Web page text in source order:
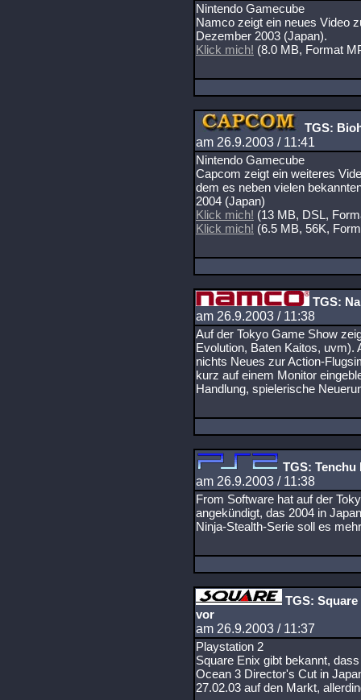
Nintendo Gamecube
Namco zeigt ein neues Video
Dezember 2003 (Japan).
Klick mich! (8.0 MB, Format
TGS:
am 26.9.2003 / 11:41
Nintendo Gamecube
Capcom zeigt ein weiteres
dem es neben vielen
2004 (Japan)
Klick mich! (13 MB, DSL,
Klick mich! (6.5 MB, 56K,
TGS:
am 26.9.2003 / 11:38
Auf der Tokyo Game Show
Evolution, Baten Kaitos, uvm).
nichts Neues zur Action-
kurz auf einem Monitor
Handlung, spielerische
TGS:
am 26.9.2003 / 11:38
From Software hat auf der
angekündigt, das 2004 in
Ninja-Stealth-Serie soll es
TGS:
vor
am 26.9.2003 / 11:37
Playstation 2
Square Enix gibt bekannt,
Ocean 3 Director's Cut in
27.02.03 auf den Markt,